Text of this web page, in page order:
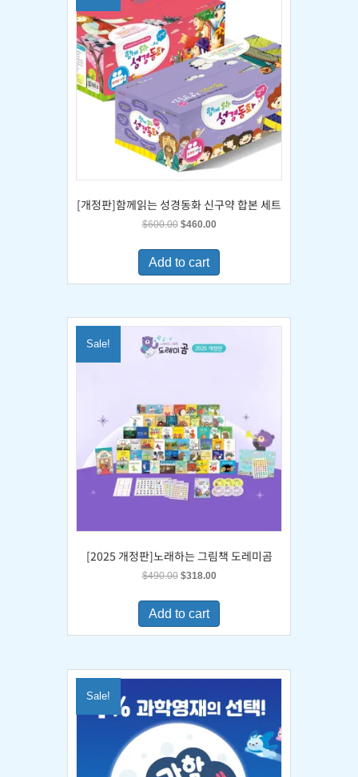
[개정판]함께읽는 성경동화 신구약 합본 세트
$600.00 Original
was:
$600.00.
$460.00Current
is:
Add to cart
Sale!
[2025 개정판]노래하는 그림책 도레미곰
$490.00 Original
was:
$490.00.
$318.00Current
is:
Add to cart
Sale!